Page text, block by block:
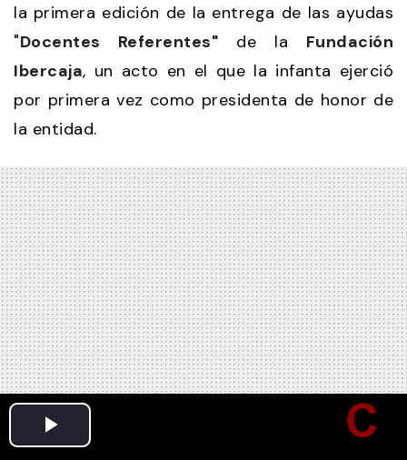
la primera edición de la entrega de las ayudas
"Docentes Referentes" de la Fundación
Ibercaja, un acto en el que la infanta ejerció
por primera vez como presidenta de honor de
la entidad.